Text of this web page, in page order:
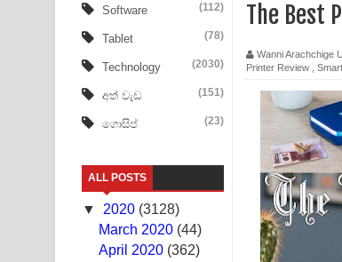
Sorry Sir Song Lyrics - සොරි සර් ගීතයේ
Mathaka Aluthin Liyanna Song
Sandak Awith Song Lyrics - සඳක් ඇවිත්
Swetha Sande Song Lyrics - ශ්වේත
Ma Igili Giya Lyrics - මා ඉගිලී ගියා ගීතයේ
Ras Balan Song Lyrics - රැස් බලන්
Hoda sihiyen Song Lyrics - හොද
Software (112)
Tablet (78)
Technology (2030)
අත් වැඩ (151)
ගොසිප් (23)
ALL POSTS
▼ 2020 (3128)
March 2020 (44)
April 2020 (362)
The Best
Wanni Arachchige
Printer Review